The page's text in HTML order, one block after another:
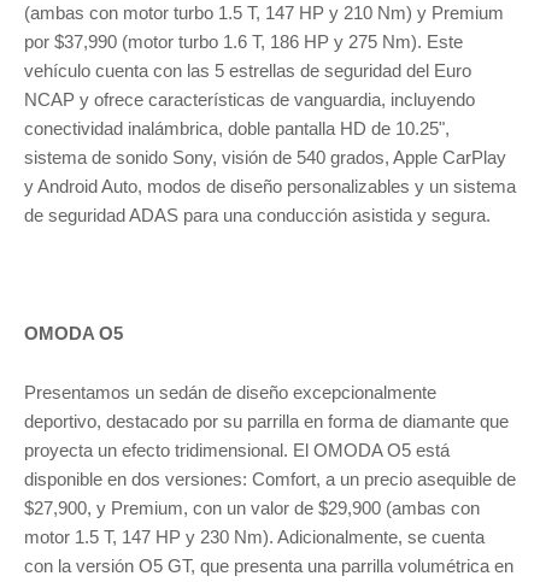
(ambas con motor turbo 1.5 T, 147 HP y 210 Nm) y Premium
por $37,990 (motor turbo 1.6 T, 186 HP y 275 Nm). Este
vehículo cuenta con las 5 estrellas de seguridad del Euro
NCAP y ofrece características de vanguardia, incluyendo
conectividad inalámbrica, doble pantalla HD de 10.25",
sistema de sonido Sony, visión de 540 grados, Apple CarPlay
y Android Auto, modos de diseño personalizables y un sistema
de seguridad ADAS para una conducción asistida y segura.
OMODA O5
Presentamos un sedán de diseño excepcionalmente
deportivo, destacado por su parrilla en forma de diamante que
proyecta un efecto tridimensional. El OMODA O5 está
disponible en dos versiones: Comfort, a un precio asequible de
$27,900, y Premium, con un valor de $29,900 (ambas con
motor 1.5 T, 147 HP y 230 Nm). Adicionalmente, se cuenta
con la versión O5 GT, que presenta una parrilla volumétrica en